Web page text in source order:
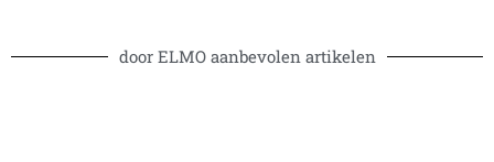
door ELMO aanbevolen artikelen